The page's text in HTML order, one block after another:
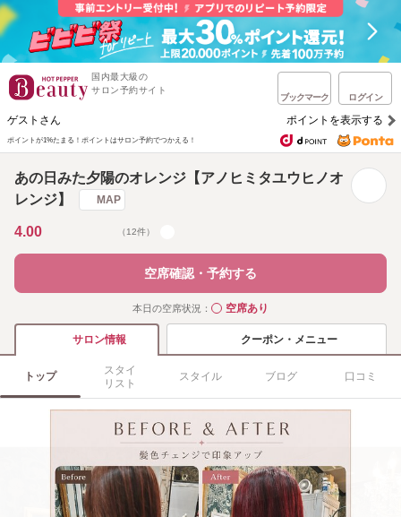
国内最大級の
サロン予約サイト
ブックマーク ログイン
ゲストさん ポイントを表示する
ポイントが1%たまる！ ポイントはサロン予約でつかえる！
あの日みた夕陽のオレンジ【アノヒミタユウヒノオ
レンジ】
MAP
4.00 （12件）
空席確認・予約する
本日の空席状況： ◯空席あり
サロン情報 クーポン・メニュー
トップ
スタイ
リスト
スタイル ブログ 口コミ